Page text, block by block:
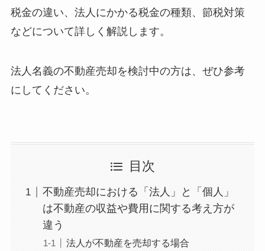
税金の違い、法人にかかる税金の種類、節税対策
などについて詳しく解説します。
法人名義の不動産売却を検討中の方は、ぜひ参考
にしてください。
目次
不動産売却における「法人」と「個人」
は不動産の収益や費用に関する考え方が
違う
法人が不動産を売却する場合